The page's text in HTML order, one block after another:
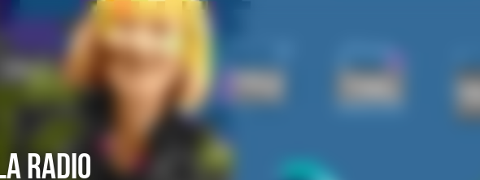
radio